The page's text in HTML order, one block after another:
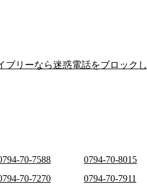
ブリーなら迷惑電話をブロックし
70-7588
0794-70-8015
70-7270
0794-70-7911